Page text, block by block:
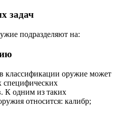
задач
подразделяют на:
классификации оружие может
специфических
К одним из таких
относится: калибр;